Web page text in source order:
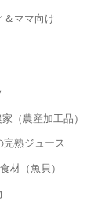
＆ママ向け
（農産加工品）
完熟ジュース
材（魚貝）